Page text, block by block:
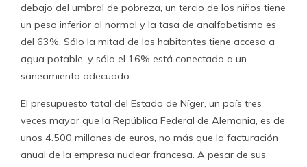
debajo del umbral de pobreza, un tercio de los niños tiene
un peso inferior al normal y la tasa de analfabetismo es
del 63%. Sólo la mitad de los habitantes tiene acceso a
agua potable, y sólo el 16% está conectado a un
saneamiento adecuado.
El presupuesto total del Estado de Níger, un país tres
veces mayor que la República Federal de Alemania, es de
unos 4.500 millones de euros, no más que la facturación
anual de la empresa nuclear francesa. A pesar de sus